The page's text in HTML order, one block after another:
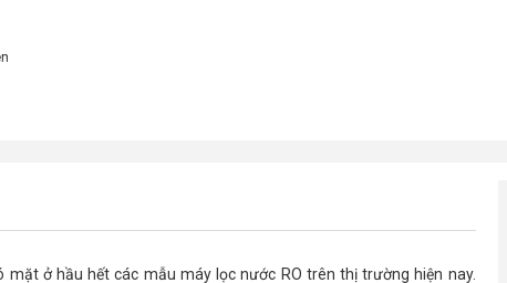
ở hầu hết các mẫu máy lọc nước RO trên thị trường hiện nay.